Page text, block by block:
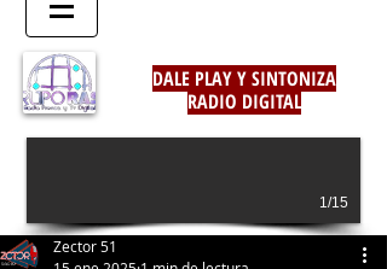
DALE PLAY Y SINTONIZA
RADIO DIGITAL
1/15
Zector 51